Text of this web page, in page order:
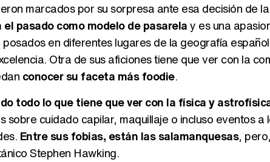
marcados por su sorpresa ante esa decisión de la
pasado como modelo de pasarelay es una
en diferentes lugares de la geografía
Otra de sus aficiones tiene que ver con la
conocer su faceta más foodie.
todo lo que tiene que ver con la física y
cuidado capilar, maquillaje o incluso eventos a
Entre sus fobias, están las salamanquesas,
Stephen Hawking.